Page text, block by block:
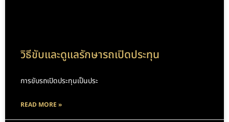
วิธีขับและดูแลรักษารถเปิดประทุน
การขับรถเปิดประทุนเป็นประ
READ MORE »